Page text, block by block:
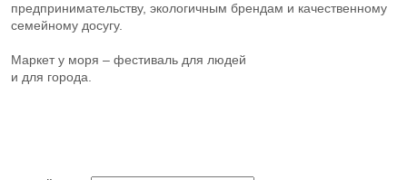
предпринимательству, экологичным брендам и качественному
семейному досугу.
Маркет у моря – фестиваль для людей
и для города.